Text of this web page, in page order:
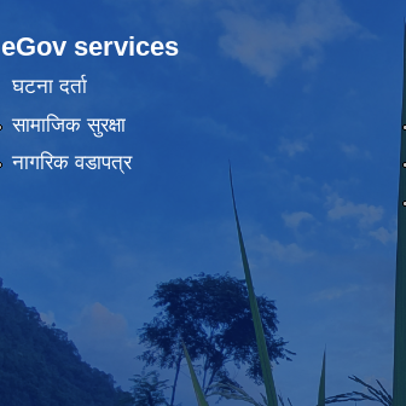
eGov services
घटना दर्ता
सामाजिक सुरक्षा
नागरिक वडापत्र